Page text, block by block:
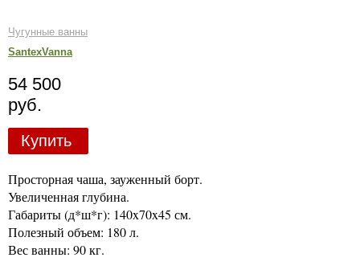
Чугунные ванны
SantexVanna
54 500
руб.
Купить
Просторная чаша, зауженный борт.
Увеличенная глубина.
Габариты (д*ш*г): 140x70x45 см.
Полезный объем: 180 л.
Вес ванны: 90 кг.